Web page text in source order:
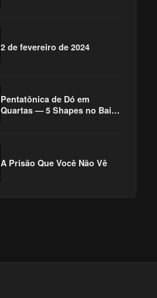
2 de fevereiro de 2024
Pentatônica de Dó em
Quartas — 5 Shapes no Baixo
A Prisão Que Você Não Vê